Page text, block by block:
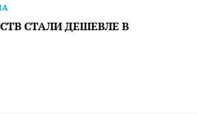
СТАЛИ ДЕШЕВЛЕ В